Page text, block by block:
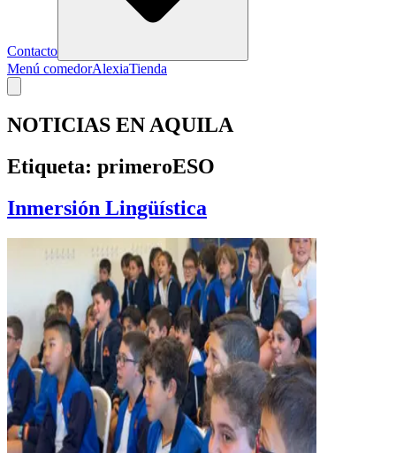
Contacto
Menú comedorAlexiaTienda
NOTICIAS EN AQUILA
Etiqueta: primeroESO
Inmersión Lingüística